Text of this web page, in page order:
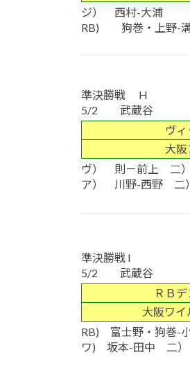
ジ） 西村-大浦
RB) 狗巻・上野-
準決勝戦 H
5/2 武蔵谷
ヴ
大阪
ヴ） 則－前上 二
ア） 川野-西野 二
準決勝戦 I
5/2 武蔵谷
ＲＢ
大阪ワイ
RB) 富士野・狗巻
ワ) 坂本-田中 二